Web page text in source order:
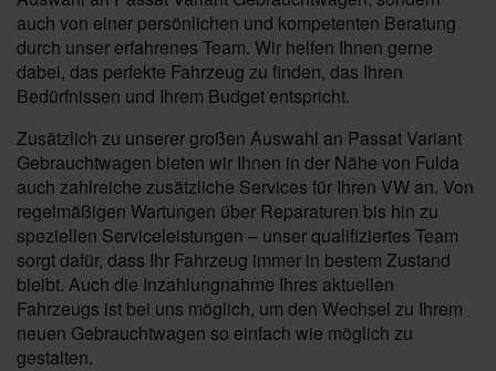
auch von einer persönlichen und kompetenten Beratung
durch unser erfahrenes Team. Wir helfen Ihnen gerne
dabei, das perfekte Fahrzeug zu finden, das Ihren
Bedürfnissen und Ihrem Budget entspricht.
Zusätzlich zu unserer großen Auswahl an Passat Variant
Gebrauchtwagen bieten wir Ihnen in der Nähe von Fulda
auch zahlreiche zusätzliche Services für Ihren VW an. Von
regelmäßigen Wartungen über Reparaturen bis hin zu
speziellen Serviceleistungen – unser qualifiziertes Team
sorgt dafür, dass Ihr Fahrzeug immer in bestem Zustand
bleibt. Auch die Inzahlungnahme Ihres aktuellen
Fahrzeugs ist bei uns möglich, um den Wechsel zu Ihrem
neuen Gebrauchtwagen so einfach wie möglich zu
gestalten.